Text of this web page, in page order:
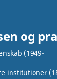
og
(1949-
institutioner